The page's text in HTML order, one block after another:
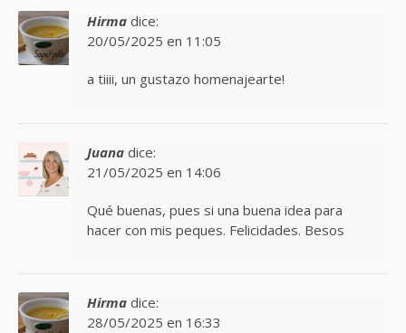
Hirma dice:
20/05/2025 en 11:05
a tiiii, un gustazo homenajearte!
Juana dice:
21/05/2025 en 14:06
Qué buenas, pues si una buena idea para
hacer con mis peques. Felicidades. Besos
Hirma dice:
28/05/2025 en 16:33